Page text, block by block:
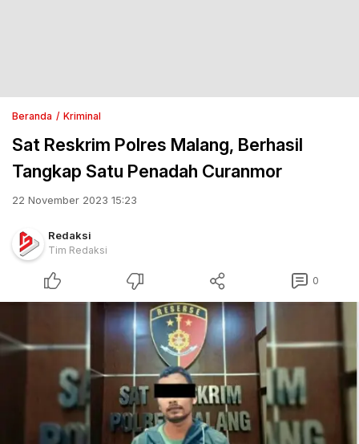
Beranda Kriminal
Sat Reskrim Polres Malang, Berhasil
Tangkap Satu Penadah Curanmor
22 November 2023 15:23
Redaksi
Tim Redaksi
0